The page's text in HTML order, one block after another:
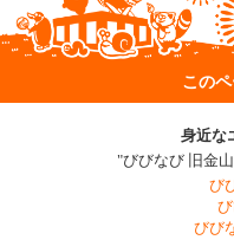
この
身近な
"びびなび 旧金
び
びび